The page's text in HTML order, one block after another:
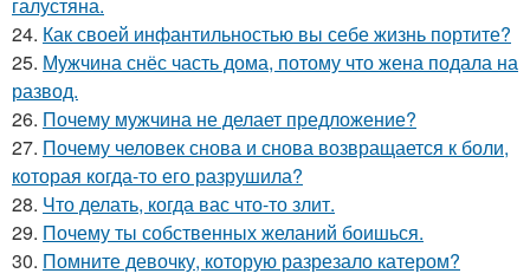
24. Как своей инфантильностью вы себе жизнь портите?
25. Мужчина снёс часть дома, потому что жена подала на
развод.
26. Почему мужчина не делает предложение?
27. Почему человек снова и снова возвращается к боли,
которая когда-то его разрушила?
28. Что делать, когда вас что-то злит.
29. Почему ты собственных желаний боишься.
30. Помните девочку, которую разрезало катером?